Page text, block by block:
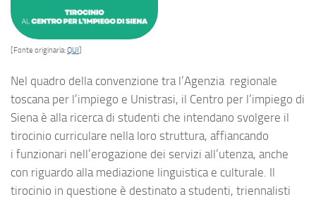
[Fonte originaria:QUI
Nel quadro della convenzione tra l’Agenzia regionale
toscana per l’impiego e Unistrasi, il Centro per l’impiego di
Siena è alla ricerca di studenti che intendano svolgere il
tirocinio curriculare nella loro struttura, affiancando
i funzionari nell’erogazione dei servizi all’utenza, anche
con riguardo alla mediazione linguistica e culturale. Il
tirocinio in questione è destinato a studenti, triennalisti